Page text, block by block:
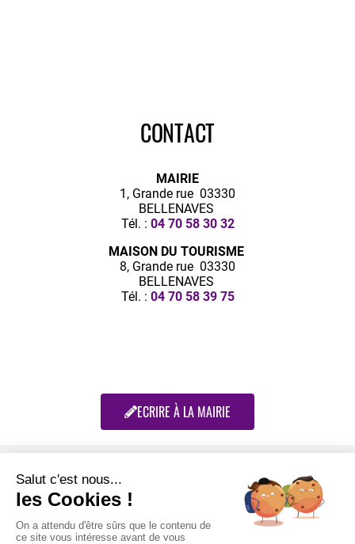
CONTACT
MAIRIE
1, Grande rue 03330
BELLENAVES
Tél. : 04 70 58 30 32
MAISON DU TOURISME
8, Grande rue 03330
BELLENAVES
Tél. : 04 70 58 39 75
ECRIRE À LA MAIRIE
Retrouvez-nous sur :